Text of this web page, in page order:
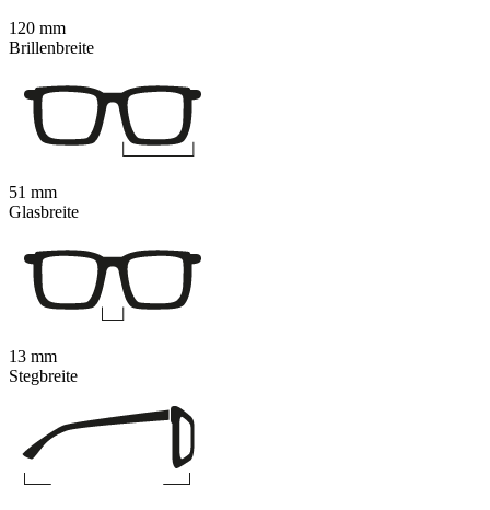
120 mm
Brillenbreite
51 mm
Glasbreite
13 mm
Stegbreite